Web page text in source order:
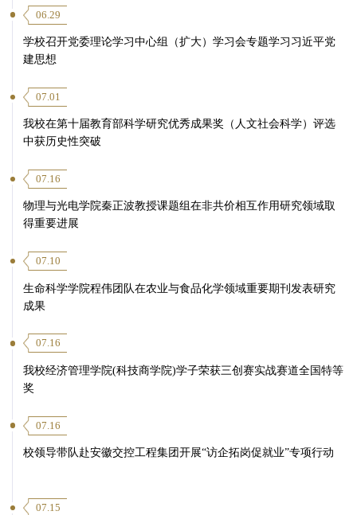
06.29
学校召开党委理论学习中心组（扩大）学习会专题学习习近平党
建思想
07.01
我校在第十届教育部科学研究优秀成果奖（人文社会科学）评选
中获历史性突破
07.16
物理与光电学院秦正波教授课题组在非共价相互作用研究领域取
得重要进展
07.10
生命科学学院程伟团队在农业与食品化学领域重要期刊发表研究
成果
07.16
我校经济管理学院(科技商学院)学子荣获三创赛实战赛道全国特等
奖
07.16
校领导带队赴安徽交控工程集团开展“访企拓岗促就业”专项行动
07.15